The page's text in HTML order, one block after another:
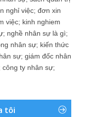
nghỉ việc; đơn xin
việc; kinh nghiem
; nghề nhân sự là gì;
nhân sự; kiến thức
sự; giám đốc nhân
công ty nhân sự;
tôi